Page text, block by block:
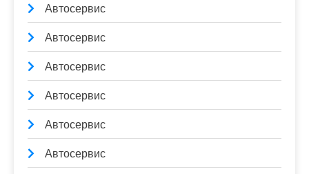
Автосервис
Автосервис
Автосервис
Автосервис
Автосервис
Автосервис